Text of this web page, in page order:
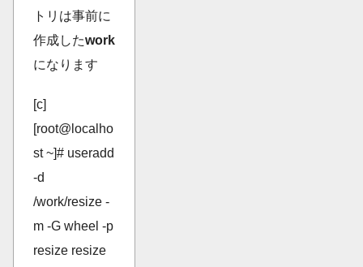
トリは事前に
作成したwork
になります
[c]
[root@localho
st ~]# useradd
-d
/work/resize -
m -G wheel -p
resize resize